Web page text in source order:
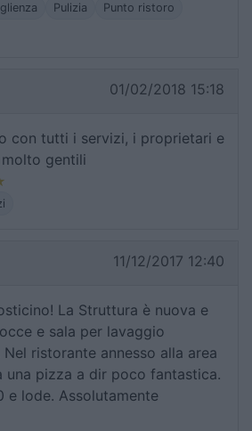
Pulizia
Punto ristoro
01/02/2018 15:18
con tutti i servizi, i proprietari e
gentili
11/12/2017 12:40
La Struttura è nuova e
e sala per lavaggio
ristorante annesso alla area
una pizza a dir poco fantastica.
e lode. Assolutamente